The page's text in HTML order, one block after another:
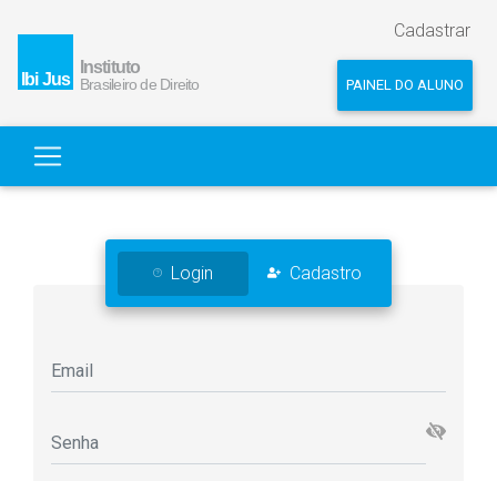
Cadastrar
PAINEL DO ALUNO
Login Cadastro